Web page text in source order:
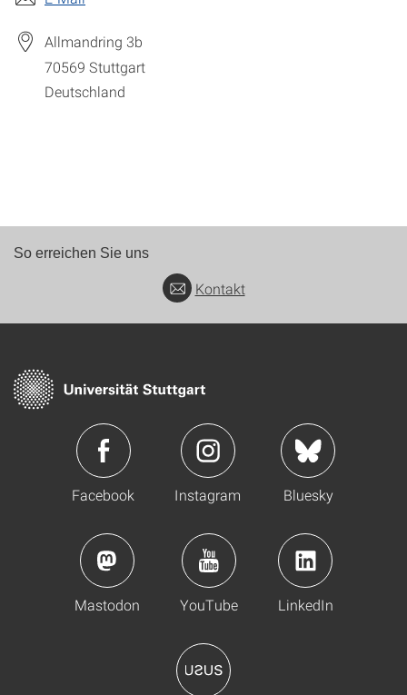
Allmandring 3b
70569 Stuttgart
Deutschland
So erreichen Sie uns
Kontakt
Facebook Instagram Bluesky
Mastodon YouTube LinkedIn